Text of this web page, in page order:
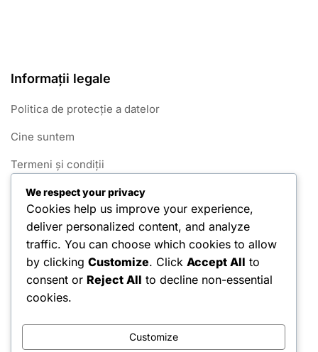
Informații legale
Politica de protecție a datelor
Cine suntem
Termeni și condiții
Cookie-uri și urmărire
Contactează-ne
Categorii
Cereri de Chei Gratuite
Premiile Vânătorii de Sezon
We respect your privacy
Cookies help us improve your experience,
deliver personalized content, and analyze
traffic. You can choose which cookies to allow
by clicking Customize. Click Accept All to
consent or Reject All to decline non-essential
cookies.
Customize